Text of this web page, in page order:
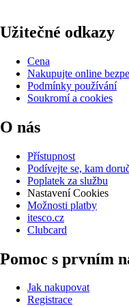
Užitečné odkazy
Cena
Nakupujte online
Podmínky používání
Soukromí a cookies
O nás
Přístupnost
Podívejte se, kam
Poplatek za službu
Nastavení Cookies
Možnosti platby
itesco.cz
Clubcard
Pomoc s prvním
Jak nakupovat
Registrace